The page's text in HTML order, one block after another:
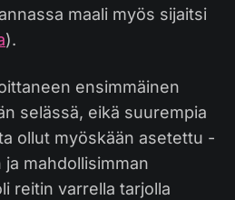
maali myös sijaitsi
).
ensimmäinen
selässä, eikä suurempia
ollut myöskään asetettu -
ja mahdollisimman
reitin varrella tarjolla